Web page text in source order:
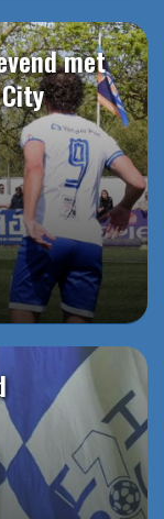
met